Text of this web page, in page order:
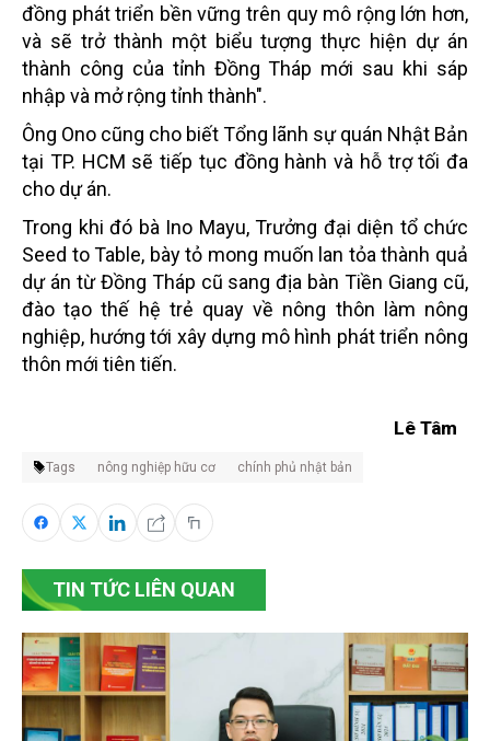
đồng phát triển bền vững trên quy mô rộng lớn hơn,
và sẽ trở thành một biểu tượng thực hiện dự án
thành công của tỉnh Đồng Tháp mới sau khi sáp
nhập và mở rộng tỉnh thành".
Ông Ono cũng cho biết Tổng lãnh sự quán Nhật Bản
tại TP. HCM sẽ tiếp tục đồng hành và hỗ trợ tối đa
cho dự án.
Trong khi đó bà Ino Mayu, Trưởng đại diện tổ chức
Seed to Table, bày tỏ mong muốn lan tỏa thành quả
dự án từ Đồng Tháp cũ sang địa bàn Tiền Giang cũ,
đào tạo thế hệ trẻ quay về nông thôn làm nông
nghiệp, hướng tới xây dựng mô hình phát triển nông
thôn mới tiên tiến.
Lê Tâm
Tags nông nghiệp hữu cơ chính phủ nhật bản
TIN TỨC LIÊN QUAN